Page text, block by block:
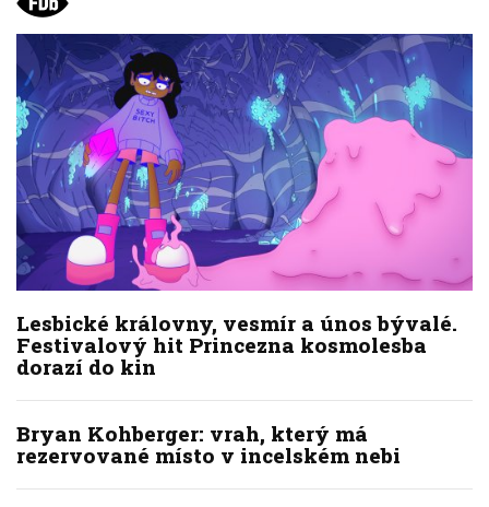
Lesbické královny, vesmír a únos bývalé.
Festivalový hit Princezna kosmolesba
dorazí do kin
Bryan Kohberger: vrah, který má
rezervované místo v incelském nebi